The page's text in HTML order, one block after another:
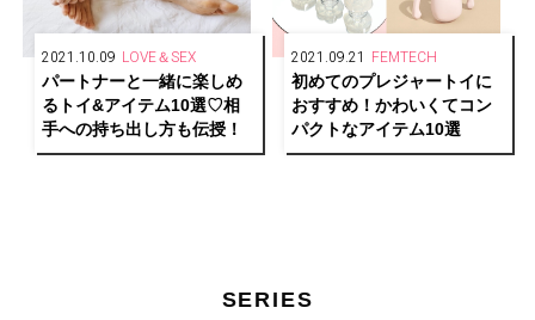
2021.10.09 LOVE＆SEX
パートナーと一緒に楽しめ
るトイ&アイテム10選♡相
手への持ち出し方も伝授！
2021.09.21 FEMTECH
初めてのプレジャートイに
おすすめ！かわいくてコン
パクトなアイテム10選
SERIES